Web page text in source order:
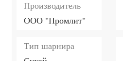
Производитель
ООО "Промлит"
Тип шарнира